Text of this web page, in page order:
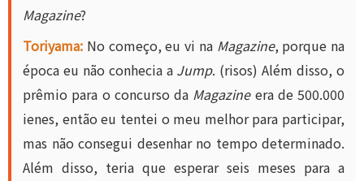
Magazine?
Toriyama: No começo, eu vi na Magazine, porque na
época eu não conhecia a Jump. (risos) Além disso, o
prêmio para o concurso da Magazineera de 500.000
ienes, então eu tentei o meu melhor para participar,
mas não consegui desenhar no tempo determinado.
Além disso, teria que esperar seis meses para a